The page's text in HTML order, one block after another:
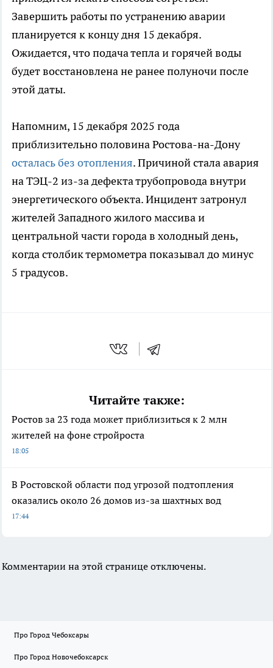
Завершить работы по устранению аварии
планируется к концу дня 15 декабря.
Ожидается, что подача тепла и горячей воды
будет восстановлена не ранее полуночи после
этой даты.
Напомним, 15 декабря 2025 года
приблизительно половина Ростова-на-Дону
осталась без отопления. Причиной стала авария
на ТЭЦ-2 из-за дефекта трубопровода внутри
энергетического объекта. Инцидент затронул
жителей Западного жилого массива и
центральной части города в холодный день,
когда столбик термометра показывал до минус
5 градусов.
Читайте также:
Ростов за 23 года может приблизиться к 2 млн
жителей на фоне стройроста
18:05
В Ростовской области под угрозой подтопления
оказались около 26 домов из-за шахтных вод
17:44
Комментарии на этой странице отключены.
Про Город Чебоксары
Про Город Новочебоксарск